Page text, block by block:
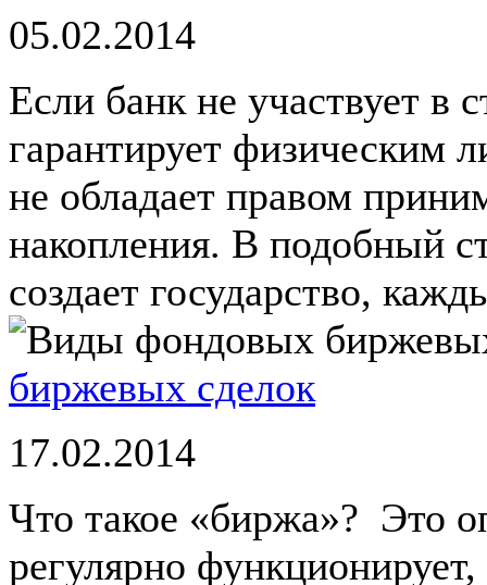
05.02.2014
Если банк не участвует в
гарантирует физическим
не обладает правом
накопления. В подобный
создает государство,
биржевых сделок
17.02.2014
Что такое «биржа»? Это
регулярно